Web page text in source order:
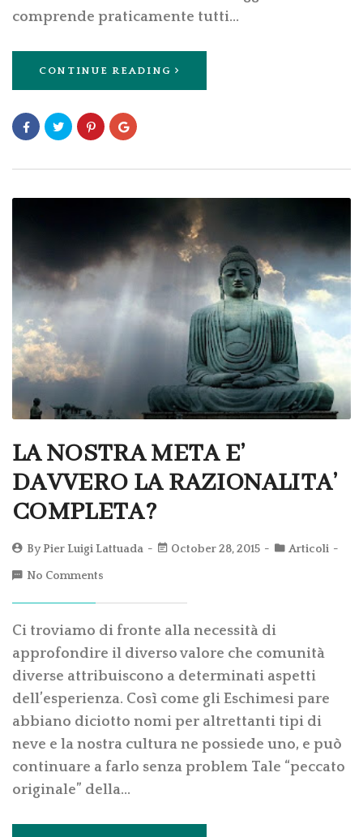
comprende praticamente tutti…
CONTINUE READING
LA NOSTRA META E’
DAVVERO LA RAZIONALITA’
COMPLETA?
ByPier Luigi Lattuada October 28, 2015 Articoli
No Comments
Ci troviamo di fronte alla necessità di
approfondire il diverso valore che comunità
diverse attribuiscono a determinati aspetti
dell’esperienza. Così come gli Eschimesi pare
abbiano diciotto nomi per altrettanti tipi di
neve e la nostra cultura ne possiede uno, e può
continuare a farlo senza problem Tale “peccato
originale” della…